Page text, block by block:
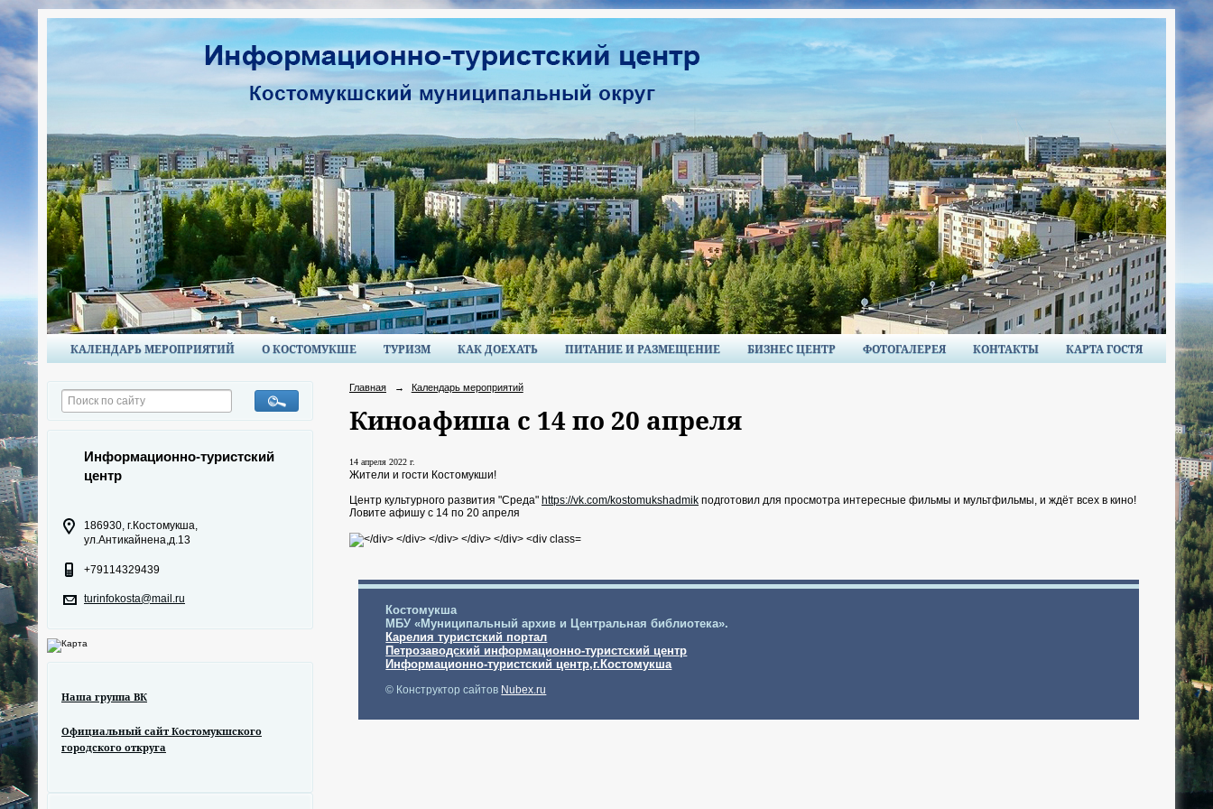
КАЛЕНДАРЬ МЕРОПРИЯТИЙ О КОСТОМУКШЕ ТУРИЗМ КАК ДОЕХАТЬ ПИТАНИЕ И РАЗМЕЩЕНИЕ БИЗНЕС ЦЕНТР ФОТОГАЛЕРЕЯ КОНТАКТЫ КАРТА ГОСТЯ
Информационно-туристский
центр
186930, г.Костомукша,
ул.Антикайнена,д.13
+79114329439
turinfokosta@mail.ru
Наша группа ВК
Официальный сайт Костомукшского
городского откруга
Главная → Календарь мероприятий
Киноафиша с 14 по 20 апреля
14 апреля 2022 г.
Жители и гости Костомукши!
Центр культурного развития "Среда" https://vk.com/kostomukshadmik подготовил для просмотра интересные фильмы и мультфильмы, и ждёт всех в кино!
Ловите афишу c 14 по 20 апреля
Костомукша
МБУ «Муниципальный архив и Центральная библиотека».
Карелия туристский портал
Петрозаводский информационно-туристский центр
Информационно-туристский центр,г.Костомукша
© Конструктор сайтов Nubex.ru